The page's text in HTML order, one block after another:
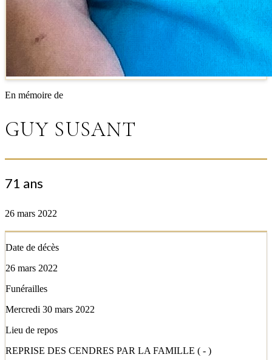
En mémoire de
GUY SUSANT
71 ans
26 mars 2022
Date de décès
26 mars 2022
Funérailles
Mercredi 30 mars 2022
Lieu de repos
REPRISE DES CENDRES PAR LA FAMILLE ( - )